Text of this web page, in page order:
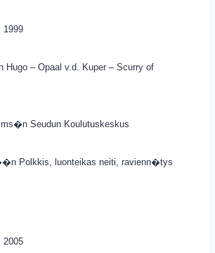
1999
Hugo – Opaal v.d. Kuper – Scurry of
Seudun Koulutuskeskus
Polkkis, luonteikas neiti, ravienn�tys
2005